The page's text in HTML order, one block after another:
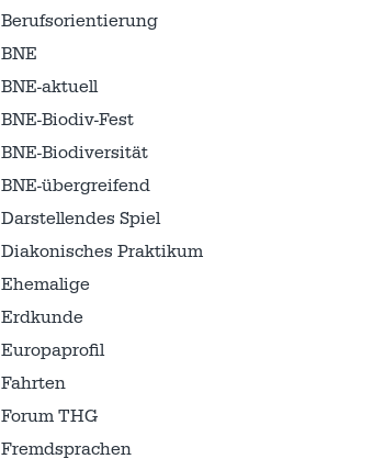
Berufsorientierung
BNE
BNE-aktuell
BNE-Biodiv-Fest
BNE-Biodiversität
BNE-übergreifend
Darstellendes Spiel
Diakonisches Praktikum
Ehemalige
Erdkunde
Europaprofil
Fahrten
Forum THG
Fremdsprachen